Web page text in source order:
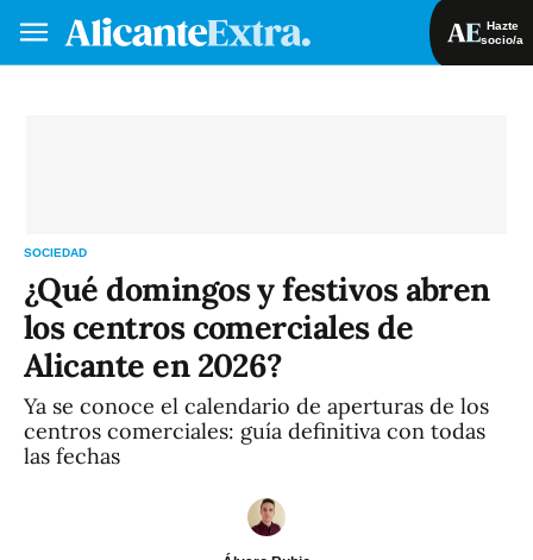
Hazte
socio/a
SOCIEDAD
¿Qué domingos y festivos abren
los centros comerciales de
Alicante en 2026?
Ya se conoce el calendario de aperturas de los
centros comerciales: guía definitiva con todas
las fechas